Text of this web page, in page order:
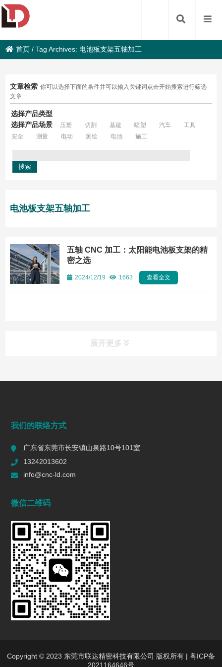
首页 /Tag Archives: 电池板支架五轴加工
文章检索 你可以选择下面的条件并可以输入关键词点击开始搜索进行筛选
文章
选择产品类型
选择产品场景
压塑 切割 基建 喷塑 汽车
工具
安全
测量 电动 测绘 电池 施工
电池板支架五轴加工
五轴 CNC 加工：太阳能电池板支架的精
密之选
2024/12/19 1663 查看全文
展开更多
2026/07/28 161
2026/01/13
五轴CNC加工在机匣制造中的难点是什么?
2025/12/27 1456
行业动态 INDUSTRY DYNAMICS
我们的联络方式
广东省东莞市长安镇山泉路10号101室
13242013602
info@cnc-ld.com
微信二维码
Copyright © 2023 东莞市联达精密科技有限公司 版权所有 | 粤ICP备
2021164646号